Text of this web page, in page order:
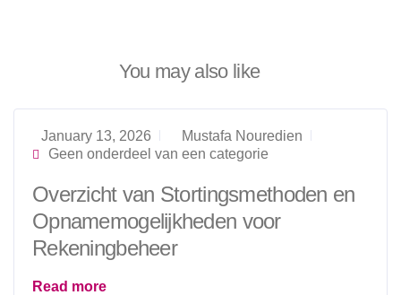
You may also like
January 13, 2026
Mustafa Nouredien
Geen onderdeel van een categorie
Overzicht van Stortingsmethoden en
Opnamemogelijkheden voor
Rekeningbeheer
Read more